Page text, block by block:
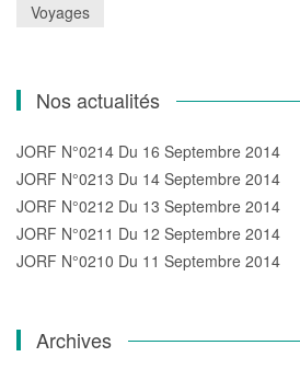
Voyages
Nos actualités
JORF N°0214 Du 16 Septembre 2014
JORF N°0213 Du 14 Septembre 2014
JORF N°0212 Du 13 Septembre 2014
JORF N°0211 Du 12 Septembre 2014
JORF N°0210 Du 11 Septembre 2014
Archives